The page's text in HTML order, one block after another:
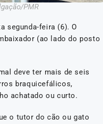
PMR
segunda-feira (6). O
(ao lado do posto
deve ter mais de seis
braquicefálicos,
achatado ou curto.
o tutor do cão ou gato